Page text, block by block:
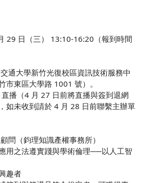
29 日（三） 13:10-16:20（報到時間
大學新竹光復校區資訊技術服務中
市東區大學路 1001 號）。
（4 月 27 日前將直播與簽到退網
如未收到請於 4 月 28 日前聯繫主辦單
問（鈞理知識產權事務所）
用之法遵實踐與學術倫理──以人工智
趣者